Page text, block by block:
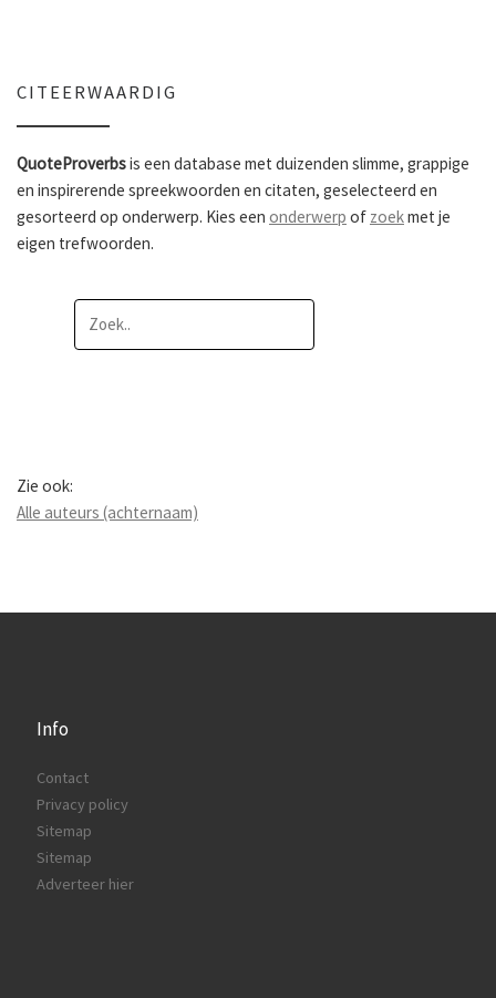
CITEERWAARDIG
QuoteProverbsis een database met duizenden slimme, grappige
en inspirerende spreekwoorden en citaten, geselecteerd en
gesorteerd op onderwerp. Kies een onderwerp of zoekmet je
eigen trefwoorden.
Zie ook:
Alle auteurs (achternaam)
Info
Contact
Privacy policy
Sitemap
Sitemap
Adverteer hier